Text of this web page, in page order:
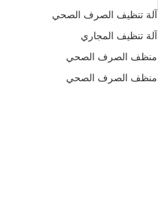
آلة تنظيف الصرف الصحي
آلة تنظيف المجاري
منظف الصرف الصحي
منظف الصرف الصحي